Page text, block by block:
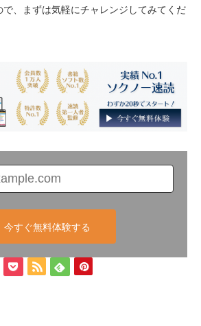
、まずは気軽にチャレンジしてみてくだ
今すぐ無料体験する